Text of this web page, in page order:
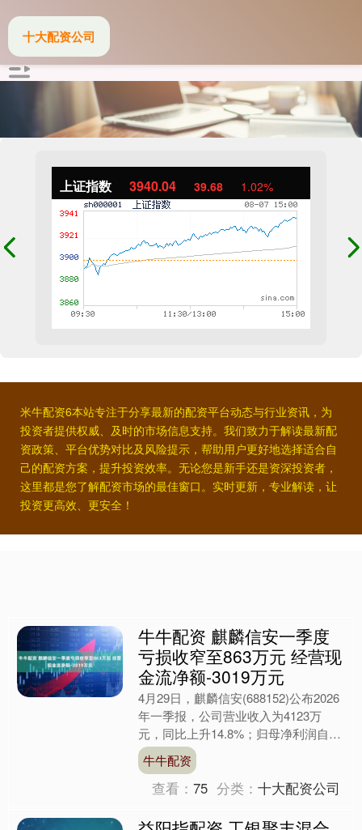
上证指数 3940.04 39.68 1.02%
米牛配资6本站专注于分享最新的配资平台动态与行业资讯，为
投资者提供权威、及时的市场信息支持。我们致力于解读最新配
资政策、平台优势对比及风险提示，帮助用户更好地选择适合自
己的配资方案，提升投资效率。无论您是新手还是资深投资者，
这里都是您了解配资市场的最佳窗口。实时更新，专业解读，让
投资更高效、更安全！
十大配资公司
牛牛配资 麒麟信安一季度
亏损收窄至863万元 经营现
金流净额-3019万元
4月29日，麒麟信安(688152)公布2026
年一季报，公司营业收入为4123万
元，同比上升14.8%；归母净利润自去
年同期亏损1368万元变为亏损863万
元....
牛牛配资
查看：75 分类：十大配资公司